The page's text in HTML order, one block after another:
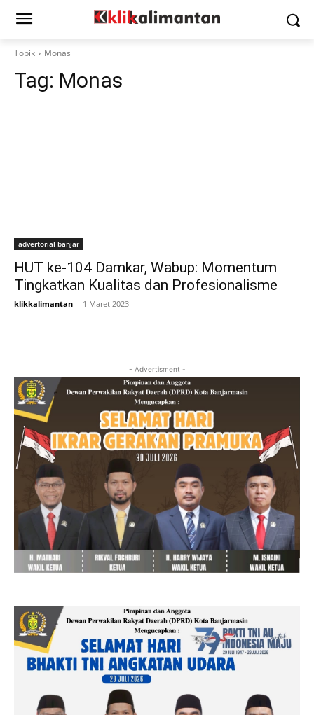
Topik Monas
Tag: Monas
advertorial banjar
HUT ke-104 Damkar, Wabup: Momentum
Tingkatkan Kualitas dan Profesionalisme
klikkalimantan - 1 Maret 2023
- Advertisment -